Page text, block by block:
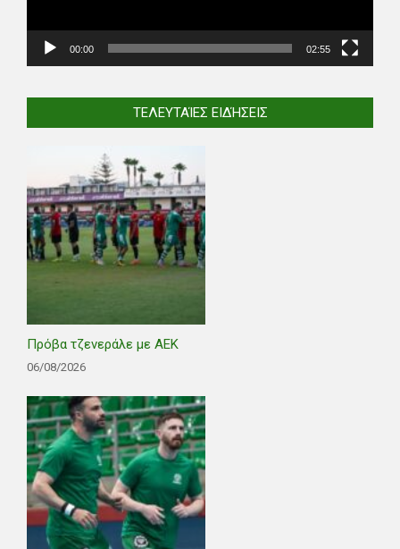
00:00 02:55
ΤΕΛΕΥΤΑΊΕΣ ΕΙΔΉΣΕΙΣ
Πρόβα τζενεράλε με ΑΕΚ
06/08/2026